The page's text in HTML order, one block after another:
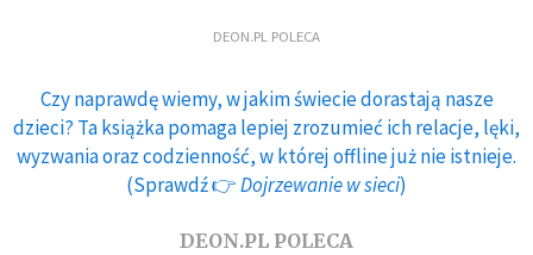
DEON.PL POLECA
Czy naprawdę wiemy, w jakim świecie dorastają nasze
dzieci? Ta książka pomaga lepiej zrozumieć ich relacje, lęki,
wyzwania oraz codzienność, w której offline już nie istnieje.
(Sprawdź 👉Dojrzewanie w sieci)
DEON.PL POLECA